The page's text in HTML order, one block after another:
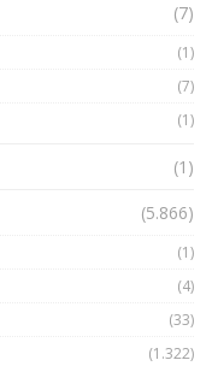
Trò đùa tỷ đô
(7)
(1)
(7)
(1)
(1)
(5.866)
(1)
(4)
(33)
(1.322)